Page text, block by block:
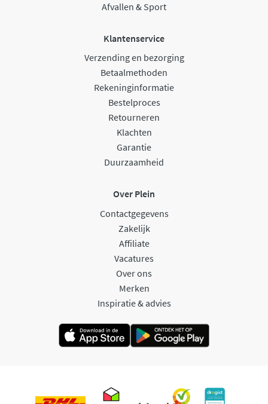
Afvallen & Sport
Klantenservice
Verzending en bezorging
Betaalmethoden
Rekeninginformatie
Bestelproces
Retourneren
Klachten
Garantie
Duurzaamheid
Over Plein
Contactgegevens
Zakelijk
Affiliate
Vacatures
Over ons
Merken
Inspiratie & advies